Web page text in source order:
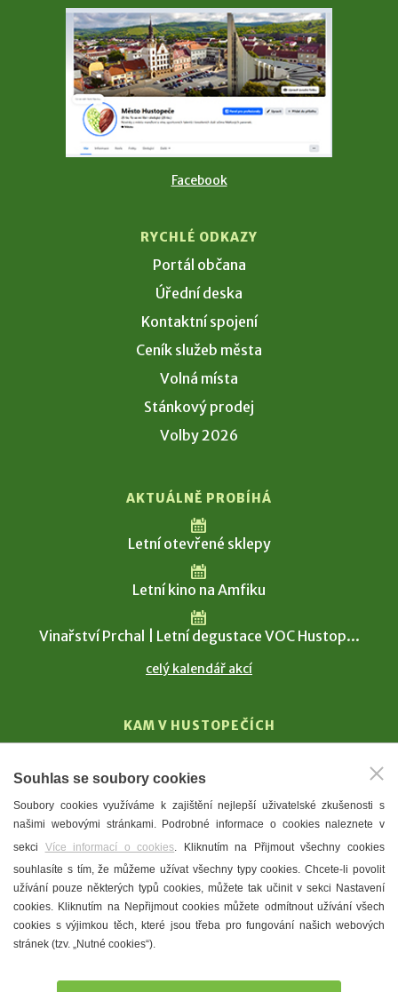
Facebook
RYCHLÉ ODKAZY
Portál občana
Úřední deska
Kontaktní spojení
Ceník služeb města
Volná místa
Stánkový prodej
Volby 2026
AKTUÁLNĚ PROBÍHÁ
Letní otevřené sklepy
Letní kino na Amfiku
Vinařství Prchal | Letní degustace VOC Hustop...
celý kalendář akcí
KAM V HUSTOPEČÍCH
T. G. Masaryk
Mandloně
Ubytování
Restaurace
Městské muzeum a galerie
Denní meníčka
Souhlas se soubory cookies
Soubory cookies využíváme k zajištění nejlepší uživatelské zkušenosti s
našimi webovými stránkami. Podrobné informace o cookies naleznete v
sekci Více informací o cookies. Kliknutím na Přijmout všechny cookies
souhlasíte s tím, že můžeme užívat všechny typy cookies. Chcete-li povolit
užívání pouze některých typů cookies, můžete tak učinit v sekci Nastavení
cookies. Kliknutím na Nepřijmout cookies můžete odmítnout užívání všech
cookies s výjimkou těch, které jsou třeba pro fungování našich webových
stránek (tzv. „Nutné cookies“).